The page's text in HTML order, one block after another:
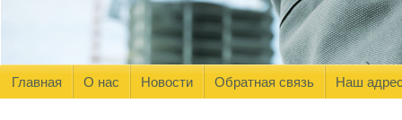
Главная О нас Новости Обратная связь Наш